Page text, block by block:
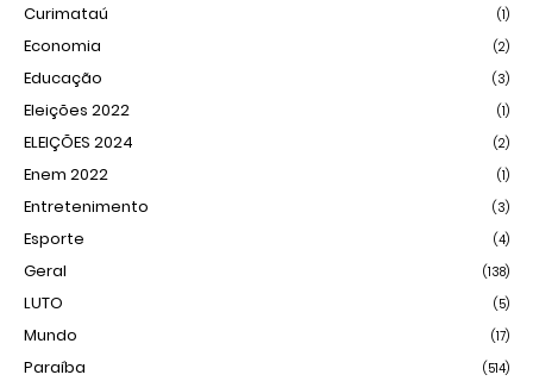
Curimataú (1)
Economia (2)
Educação (3)
Eleições 2022 (1)
ELEIÇÕES 2024 (2)
Enem 2022 (1)
Entretenimento (3)
Esporte (4)
Geral (138)
LUTO (5)
Mundo (17)
Paraíba (514)